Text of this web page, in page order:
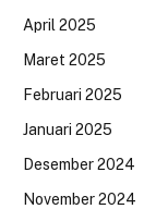
April 2025
Maret 2025
Februari 2025
Januari 2025
Desember 2024
November 2024